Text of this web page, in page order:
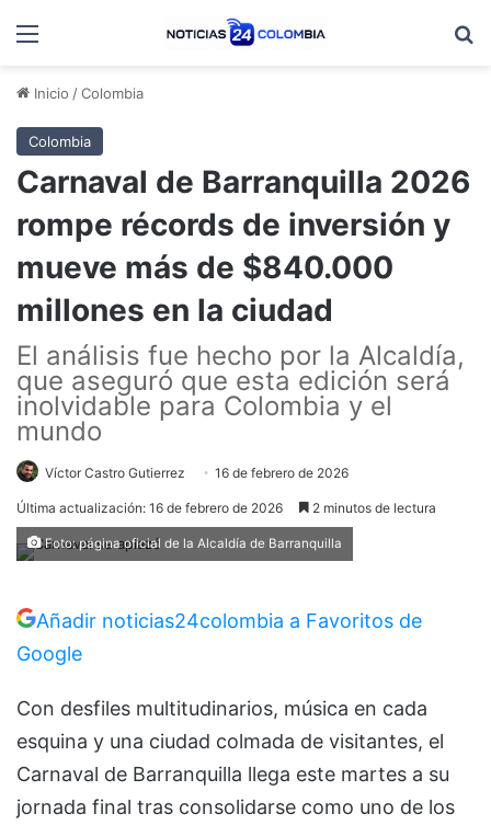
Menú
Inicio /Colombia
Colombia
Carnaval de Barranquilla 2026
rompe récords de inversión y
mueve más de $840.000
millones en la ciudad
El análisis fue hecho por la Alcaldía,
que aseguró que esta edición será
inolvidable para Colombia y el
mundo
Víctor Castro Gutierrez 16 de febrero de 2026
Última actualización: 16 de febrero de 2026 2 minutos de lectura
Foto: página oficial de la Alcaldía de Barranquilla
Añadir noticias24colombia a Favoritos de
Google
Con desfiles multitudinarios, música en cada
esquina y una ciudad colmada de visitantes, el
Carnaval de Barranquilla llega este martes a su
jornada final tras consolidarse como uno de los